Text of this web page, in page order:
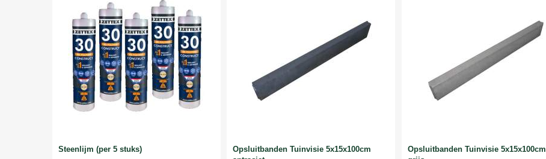
Steenlijm (per 5 stuks)
Opsluitbanden Tuinvisie 5x15x100cm
Opsluitbanden Tuinvisie 5x15x100cm